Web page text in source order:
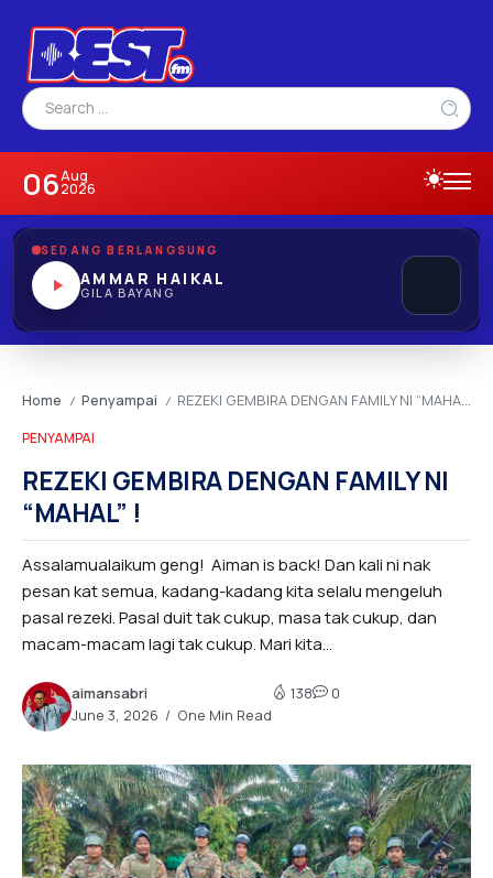
06Aug
2026
SEDANG BERLANGSUNG
AMMAR HAIKAL
GILA BAYANG
Home / Penyampai / REZEKI GEMBIRA DENGAN FAMILY NI “MAHAL” !
PENYAMPAI
REZEKI GEMBIRA DENGAN FAMILY NI
“MAHAL” !
Assalamualaikum geng! Aiman is back! Dan kali ni nak
pesan kat semua, kadang-kadang kita selalu mengeluh
pasal rezeki. Pasal duit tak cukup, masa tak cukup, dan
macam-macam lagi tak cukup. Mari kita...
aimansabri
June 3, 2026
One Min Read
138 0